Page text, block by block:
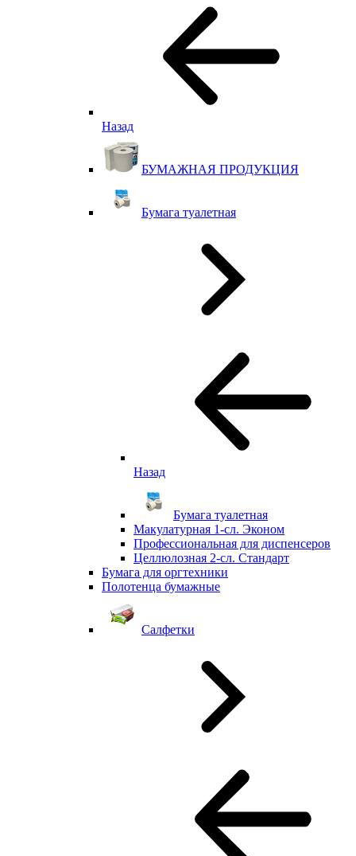
Назад
БУМАЖНАЯ ПРОДУКЦИЯ
Бумага туалетная
Назад
Бумага туалетная
Макулатурная 1-сл. Эконом
Профессиональная для диспенсеров
Целлюлозная 2-сл. Стандарт
Бумага для оргтехники
Полотенца бумажные
Салфетки